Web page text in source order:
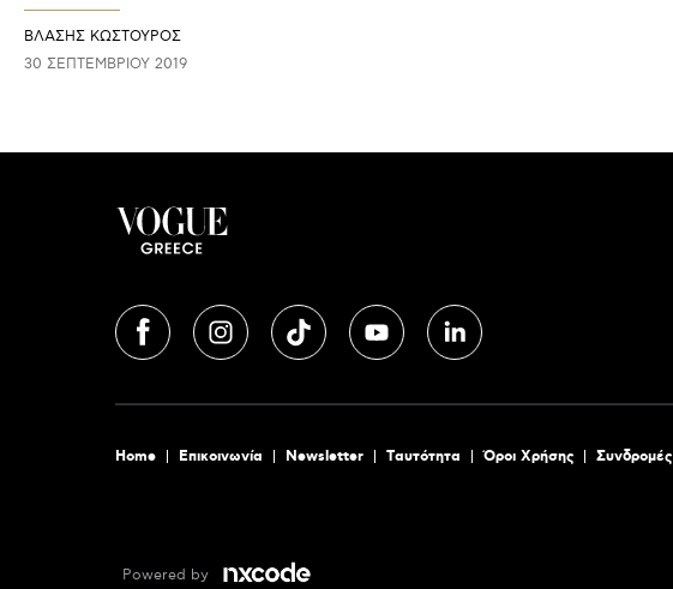
ΒΛΑΣΗΣ ΚΩΣΤΟΥΡΟΣ
30 ΣΕΠΤΕΜΒΡΊΟΥ 2019
Home Επικοινωνία Newsletter Tαυτότητα Όροι Χρήσης Συνδρομές
Powered by